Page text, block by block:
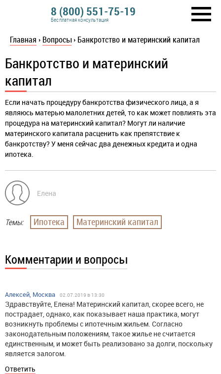
8 (800) 551-75-19
Бесплатная консультация
Главная › Вопросы › Банкротство и материнский капитал
Банкротство и материнский
капитал
Если начать процедуру банкротства физического лица, а я
являюсь матерью малолетних детей, то как может повлиять эта
процедура на материнский капитал? Могут ли наличие
материнского капитала расценить как препятствие к
банкротству? У меня сейчас два денежных кредита и одна
ипотека.
Елена
Темы: Ипотека Материнский капитал
Комментарии и вопросы
Алексей, Москва 02.07.2019 в 13:30
Здравствуйте, Елена! Материнский капитал, скорее всего, не
пострадает, однако, как показывает наша практика, могут
возникнуть проблемы с ипотечным жильем. Согласно
законодательным положениям, такое жилье не считается
единственным, и может быть реализовано за долги, поскольку
является залогом.
Ответить